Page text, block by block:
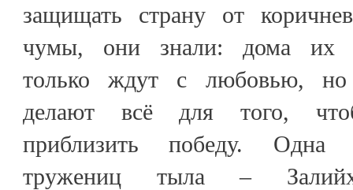
защищать страну от
чумы, они знали: дома их
только ждут с любовью,
делают всё для того,
приблизить победу. Одна
тружениц тыла –